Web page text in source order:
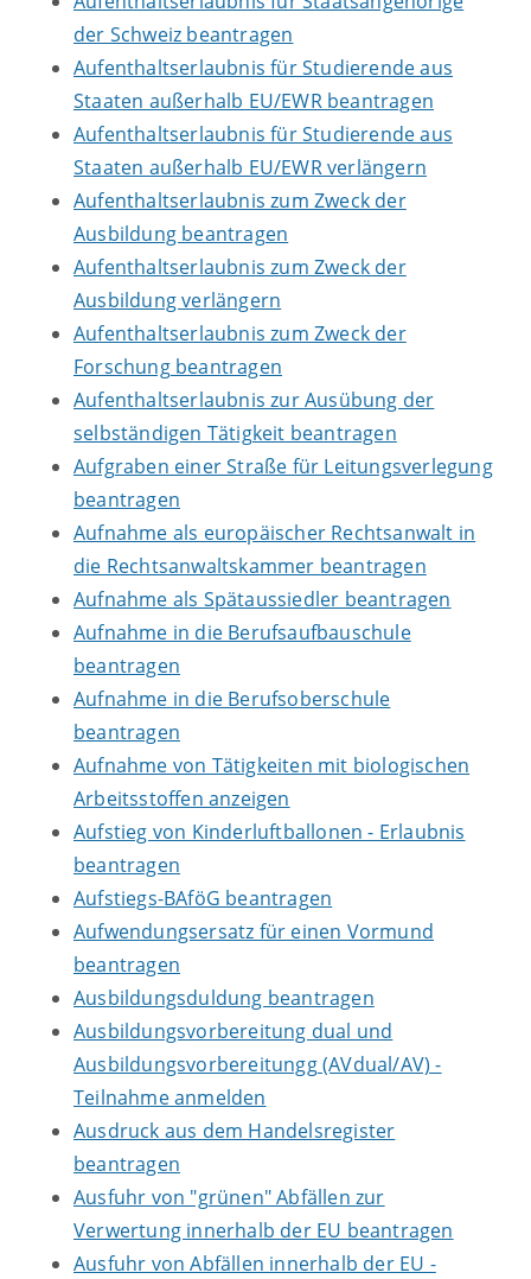
der Schweiz beantragen
Aufenthaltserlaubnis für Studierende aus
Staaten außerhalb EU/EWR beantragen
Aufenthaltserlaubnis für Studierende aus
Staaten außerhalb EU/EWR verlängern
Aufenthaltserlaubnis zum Zweck der
Ausbildung beantragen
Aufenthaltserlaubnis zum Zweck der
Ausbildung verlängern
Aufenthaltserlaubnis zum Zweck der
Forschung beantragen
Aufenthaltserlaubnis zur Ausübung der
selbständigen Tätigkeit beantragen
Aufgraben einer Straße für Leitungsverlegung
beantragen
Aufnahme als europäischer Rechtsanwalt in
die Rechtsanwaltskammer beantragen
Aufnahme als Spätaussiedler beantragen
Aufnahme in die Berufsaufbauschule
beantragen
Aufnahme in die Berufsoberschule
beantragen
Aufnahme von Tätigkeiten mit biologischen
Arbeitsstoffen anzeigen
Aufstieg von Kinderluftballonen - Erlaubnis
beantragen
Aufstiegs-BAföG beantragen
Aufwendungsersatz für einen Vormund
beantragen
Ausbildungsduldung beantragen
Ausbildungsvorbereitung dual und
Ausbildungsvorbereitungg (AVdual/AV) -
Teilnahme anmelden
Ausdruck aus dem Handelsregister
beantragen
Ausfuhr von "grünen" Abfällen zur
Verwertung innerhalb der EU beantragen
Ausfuhr von Abfällen innerhalb der EU -